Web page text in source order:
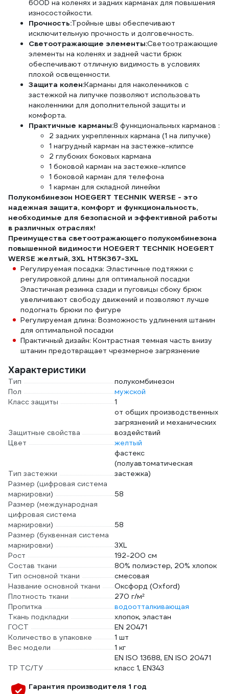
600D на коленях и задних карманах для повышения
износостойкости.
Прочность:Тройные швы обеспечивают
исключительную прочность и долговечность.
Светоотражающие элементы:Светоотражающие
элементы на коленях и задней части брюк
обеспечивают отличную видимость в условиях
плохой освещенности.
Защита колен:Карманы для наколенников с
застежкой на липучке позволяют использовать
наколенники для дополнительной защиты и
комфорта.
Практичные карманы:8 функциональных карманов :
2 задних укрепленных кармана (1 на липучке)
1 нагрудный карман на застежке-клипсе
2 глубоких боковых кармана
1 боковой карман на застежке-клипсе
1 боковой карман для телефона
1 карман для складной линейки
Полукомбинезон HOEGERT TECHNIK WERSE - это
надежная защита, комфорт и функциональность,
необходимые для безопасной и эффективной работы
в различных отраслях!
Преимущества светоотражающего полукомбинезона
повышенной видимости HOEGERT TECHNIK HOEGERT
WERSE желтый, 3XL HT5K367-3XL
Регулируемая посадка: Эластичные подтяжки с
регулировкой длины для оптимальной посадки
Эластичная резинка сзади и пуговицы сбоку брюк
увеличивают свободу движений и позволяют лучше
подогнать брюки по фигуре
Регулируемая длина: Возможность удлинения штанин
для оптимальной посадки
Практичный дизайн: Контрастная темная часть внизу
штанин предотвращает чрезмерное загрязнение
Характеристики
Тип
полукомбинезон
Пол
мужской
Класс защиты
1
Защитные свойства
от общих производственных
загрязнений и механических
воздействий
Цвет
желтый
Тип застежки
фастекс
(полуавтоматическая
застежка)
Размер (цифровая система
маркировки)
58
Размер (международная
цифровая система
маркировки)
58
Размер (буквенная система
маркировки)
3XL
Рост
192-200 см
Состав ткани
80% полиэстер, 20% хлопок
Тип основной ткани
смесовая
Название основной ткани
Оксфорд (Oxford)
Плотность ткани
270 г/м²
Пропитка
водоотталкивающая
Ткань подкладки
хлопок, эластан
ГОСТ
EN 20471
Количество в упаковке
1 шт
Вес модели
1 кг
ТР ТС/ТУ
EN ISO 13688, EN ISO 20471
класс 1, EN343
Гарантия производителя 1 год